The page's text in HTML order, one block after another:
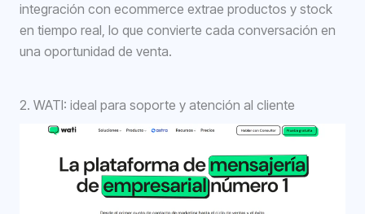
integración con ecommerce extrae productos y stock
en tiempo real, lo que convierte cada conversación en
una oportunidad de venta.
2. WATI: ideal para soporte y atención al cliente